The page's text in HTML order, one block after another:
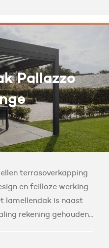
Pallazzo
terrasoverkapping
en feilloze werking.
lamellendak is naast
rekening gehouden...